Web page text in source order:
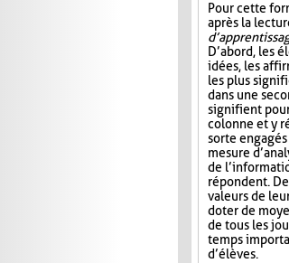
Pour cette
après la
D’abord, les
idées, les
les plus
dans une
signifient
colonne et y
sorte
mesure
de
répondent.
valeurs de
doter de
de tous les
temps
d’élèves.